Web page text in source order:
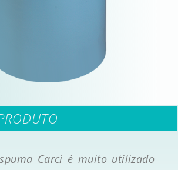
Carci é muito utilizado